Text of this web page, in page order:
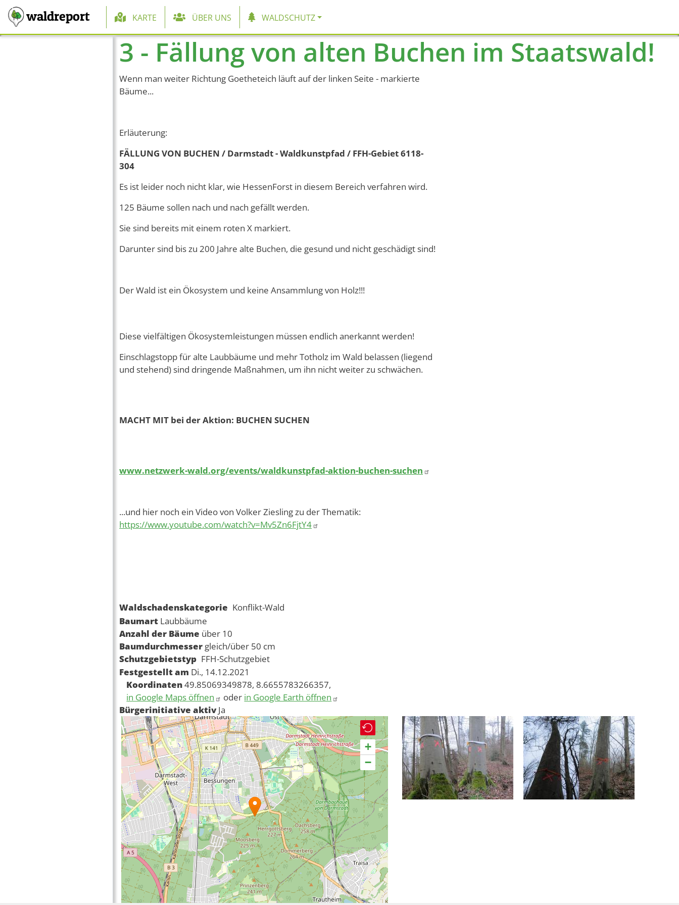
waldreport Hauptnavigation
KARTE ÜBER UNS WALDSCHUTZ
3 - Fällung von alten Buchen im Staatswald!
Wenn man weiter Richtung Goetheteich läuft auf der linken Seite - markierte
Bäume...
Erläuterung:
FÄLLUNG VON BUCHEN / Darmstadt - Waldkunstpfad / FFH-Gebiet 6118-
304
Es ist leider noch nicht klar, wie HessenForst in diesem Bereich verfahren wird.
125 Bäume sollen nach und nach gefällt werden.
Sie sind bereits mit einem roten X markiert.
Darunter sind bis zu 200 Jahre alte Buchen, die gesund und nicht geschädigt sind!
Der Wald ist ein Ökosystem und keine Ansammlung von Holz!!!
Diese vielfältigen Ökosystemleistungen müssen endlich anerkannt werden!
Einschlagstopp für alte Laubbäume und mehr Totholz im Wald belassen (liegend
und stehend) sind dringende Maßnahmen, um ihn nicht weiter zu schwächen.
MACHT MIT bei der Aktion: BUCHEN SUCHEN
www.netzwerk-wald.org/events/waldkunstpfad-aktion-buchen-suchen
...und hier noch ein Video von Volker Ziesling zu der Thematik:
https://www.youtube.com/watch?v=Mv5Zn6FjtY4
Waldschadenskategorie Konflikt-Wald
Baumart Laubbäume
Anzahl der Bäume über 10
Baumdurchmesser gleich/über 50 cm
Schutzgebietstyp FFH-Schutzgebiet
Festgestellt am Di., 14.12.2021
Koordinaten49.85069349878, 8.6655783266357,
in Google Maps öffnen
oder in Google Earth öffnen
Bürgerinitiative aktiv Ja
+
−